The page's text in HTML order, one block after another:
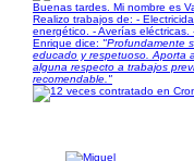
Buenas tardes. Mi nombre es
Realizo trabajos de: -
energético. - Averías eléctricas.
Enrique dice: "Profundamente
educado y respetuoso. Aporta
alguna respecto a trabajos
recomendable."